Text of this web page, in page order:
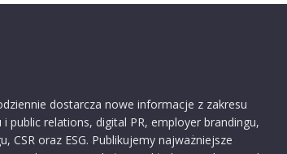
dostarcza nowe informacje z zakresu
public relations, digital PR, employer brandingu,
CSR oraz ESG. Publikujemy najważniejsze